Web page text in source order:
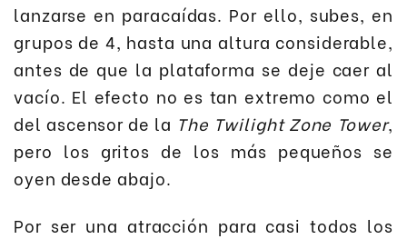
lanzarse en paracaídas. Por ello, subes, en
grupos de 4, hasta una altura considerable,
antes de que la plataforma se deje caer al
vacío. El efecto no es tan extremo como el
del ascensor de la The Twilight Zone Tower,
pero los gritos de los más pequeños se
oyen desde abajo.
Por ser una atracción para casi todos los